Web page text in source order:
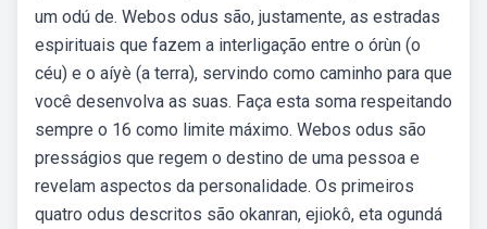
um odú de. Webos odus são, justamente, as estradas
espirituais que fazem a interligação entre o órùn (o
céu) e o aíyè (a terra), servindo como caminho para que
você desenvolva as suas. Faça esta soma respeitando
sempre o 16 como limite máximo. Webos odus são
presságios que regem o destino de uma pessoa e
revelam aspectos da personalidade. Os primeiros
quatro odus descritos são okanran, ejiokô, eta ogundá